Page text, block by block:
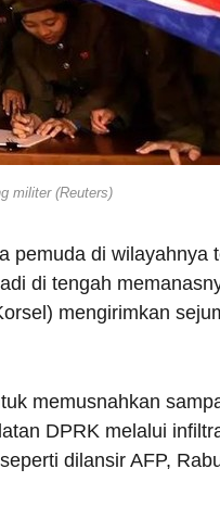
militer (Reuters)
pemuda di wilayahnya
di tengah
mengirimkan
memusnahkan
DPRK melalui
dilansir AFP,